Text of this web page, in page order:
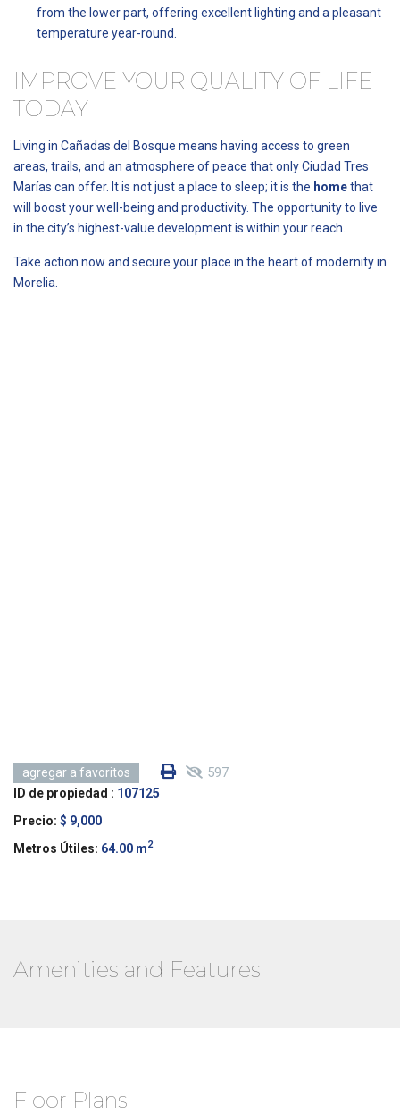
from the lower part, offering excellent lighting and a pleasant
temperature year-round.
IMPROVE YOUR QUALITY OF LIFE
TODAY
Living in Cañadas del Bosque means having access to green
areas, trails, and an atmosphere of peace that only Ciudad Tres
Marías can offer. It is not just a place to sleep; it is the homethat
will boost your well-being and productivity. The opportunity to live
in the city’s highest-value development is within your reach.
Take action now and secure your place in the heart of modernity in
Morelia.
agregar a favoritos 597
ID de propiedad : 107125
Precio: $ 9,000
Metros Útiles: 64.00 m2
Amenities and Features
Floor Plans